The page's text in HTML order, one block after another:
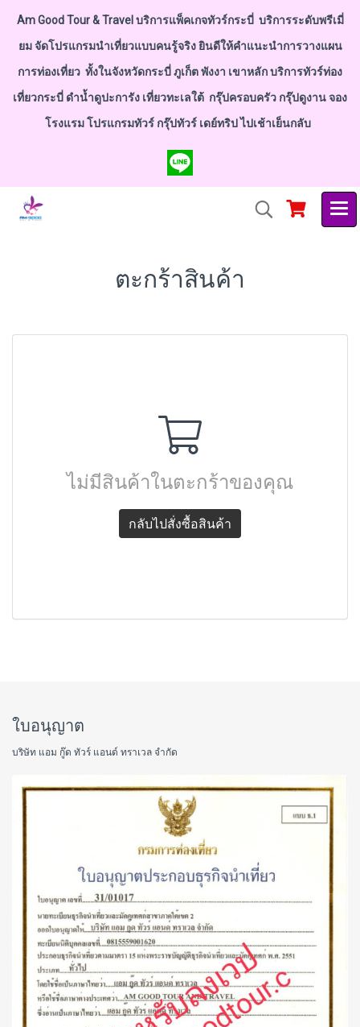
Am Good Tour & Travel บริการแพ็คเกจทัวร์กระบี่ บริการระดับพรีเมี่
ยม จัดโปรแกรมนำเที่ยวแบบคนรู้จริง ยินดีให้คำแนะนำการวางแผน
การท่องเที่ยว ทั้งในจังหวัดกระบี่ ภูเก็ต พังงา เขาหลัก บริการทัวร์ท่อง
เที่ยวกระบี่ ดำน้ำดูปะการัง เที่ยวทะเลใต้ กรุ๊ปครอบครัว กรุ๊ปดูงาน จอง
โรงแรม โปรแกรมทัวร์ กรุ๊ปทัวร์ เดย์ทริป ไปเช้าเย็นกลับ
ตะกร้าสินค้า
ไม่มีสินค้าในตะกร้าของคุณ
กลับไปสั่งซื้อสินค้า
ใบอนุญาต
บริษัท แอม กู๊ด ทัวร์ แอนด์ ทราเวล จำกัด